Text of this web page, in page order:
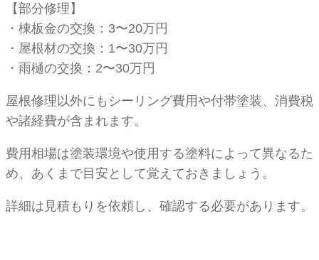
【部分修理】
・棟板金の交換：3〜20万円
・屋根材の交換：1〜30万円
・雨樋の交換：2〜30万円
屋根修理以外にもシーリング費用や付帯塗装、消費税
や諸経費が含まれます。
費用相場は塗装環境や使用する塗料によって異なるた
め、あくまで目安として覚えておきましょう。
詳細は見積もりを依頼し、確認する必要があります。